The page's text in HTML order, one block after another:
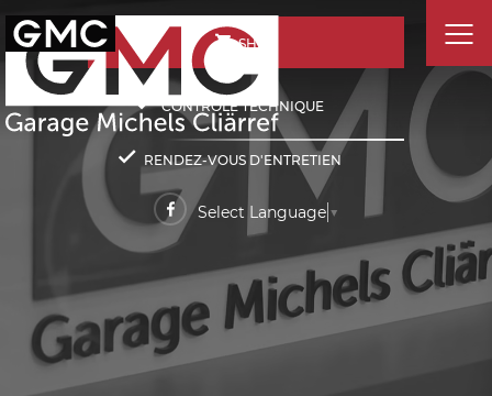
SHOP
CONTRÔLE TECHNIQUE
RENDEZ-VOUS D'ENTRETIEN
Select Language ▼